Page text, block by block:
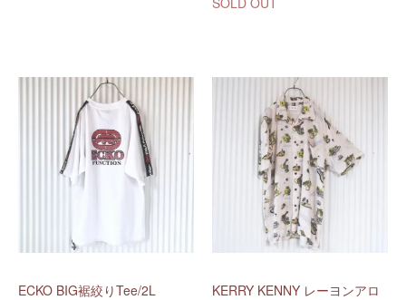
ECKO BIG裾絞りTee/2L
KERRY KENNY レーヨンアロ